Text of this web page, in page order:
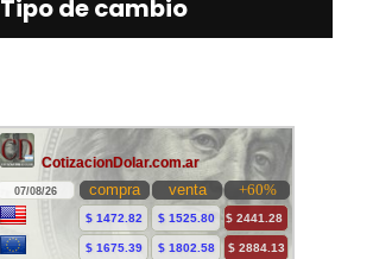
Tipo de cambio